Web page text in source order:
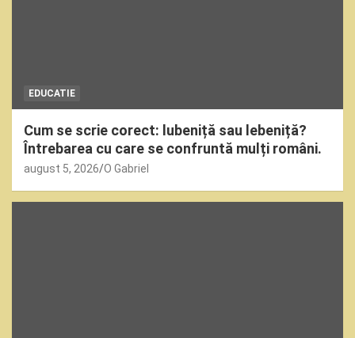
EDUCATIE
Cum se scrie corect: lubeniță sau lebeniță?
Întrebarea cu care se confruntă mulți români.
august 5, 2026 O Gabriel